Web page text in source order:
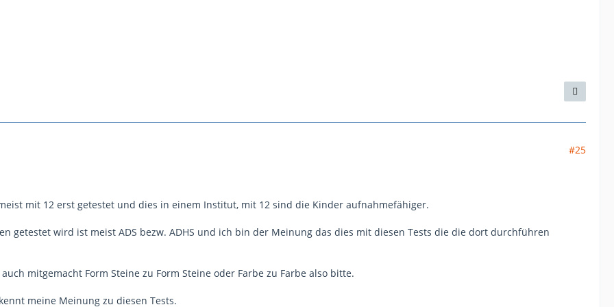
#25
mit 12 erst getestet und dies in einem Institut, mit 12 sind die Kinder aufnahmefähiger.
getestet wird ist meist ADS bezw. ADHS und ich bin der Meinung das dies mit diesen Tests die die dort durchführen
mitgemacht Form Steine zu Form Steine oder Farbe zu Farbe also bitte.
meine Meinung zu diesen Tests.